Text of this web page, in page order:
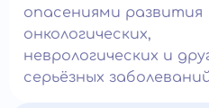
опасениями развития
онкологических,
неврологических и
серьёзных